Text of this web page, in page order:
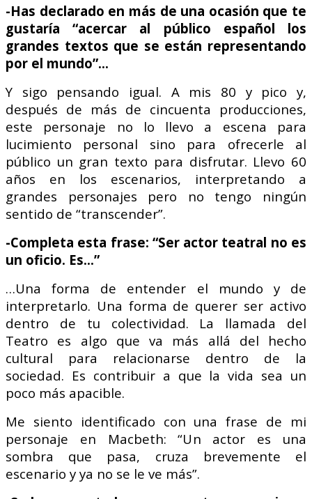
-Has declarado en más de una ocasión que te
gustaría “acercar al público español los
grandes textos que se están representando
por el mundo”…
Y sigo pensando igual. A mis 80 y pico y,
después de más de cincuenta producciones,
este personaje no lo llevo a escena para
lucimiento personal sino para ofrecerle al
público un gran texto para disfrutar. Llevo 60
años en los escenarios, interpretando a
grandes personajes pero no tengo ningún
sentido de “transcender”.
-Completa esta frase: “Ser actor teatral no es
un oficio. Es…”
…Una forma de entender el mundo y de
interpretarlo. Una forma de querer ser activo
dentro de tu colectividad. La llamada del
Teatro es algo que va más allá del hecho
cultural para relacionarse dentro de la
sociedad. Es contribuir a que la vida sea un
poco más apacible.
Me siento identificado con una frase de mi
personaje en Macbeth: “Un actor es una
sombra que pasa, cruza brevemente el
escenario y ya no se le ve más”.